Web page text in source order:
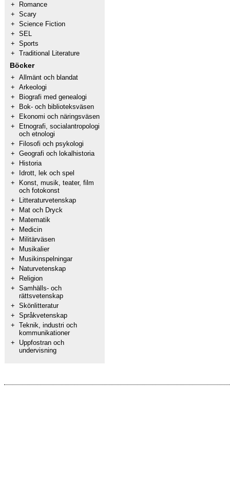
+
Romance
+ Scary
+ Science Fiction
+ SEL
+ Sports
+ Traditional Literature
Böcker
+ Allmänt och blandat
+ Arkeologi
+
Biografi med genealogi
+
Bok- och biblioteksväsen
+
Ekonomi och näringsväsen
+
Etnografi, socialantropologi
och etnologi
+
Filosofi och psykologi
+ Geografi och lokalhistoria
+
Historia
+
Idrott, lek och spel
+
Konst, musik, teater, film
och fotokonst
+
Litteraturvetenskap
+
Mat och Dryck
+
Matematik
+
Medicin
+
Militärväsen
+
Musikalier
+
Musikinspelningar
+
Naturvetenskap
+
Religion
+ Samhälls- och
rättsvetenskap
+ Skönlitteratur
+ Språkvetenskap
+ Teknik, industri och
kommunikationer
+
Uppfostran och
undervisning